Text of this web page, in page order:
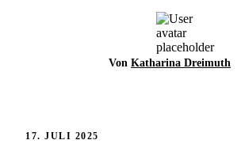
Von Katharina Dreimuth
17. JULI 2025